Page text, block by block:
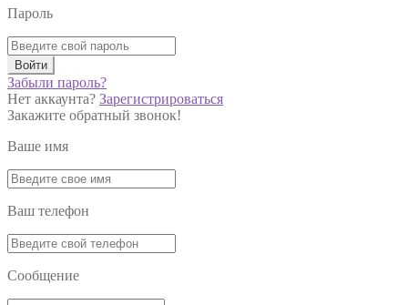
Пароль
Войти
Забыли пароль?
Нет аккаунта? Зарегистрироваться
Закажите обратный звонок!
Ваше имя
Ваш телефон
Сообщение